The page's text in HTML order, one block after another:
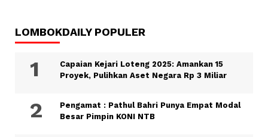
LOMBOKDAILY POPULER
Capaian Kejari Loteng 2025: Amankan 15
Proyek, Pulihkan Aset Negara Rp 3 Miliar
Pengamat : Pathul Bahri Punya Empat Modal
Besar Pimpin KONI NTB